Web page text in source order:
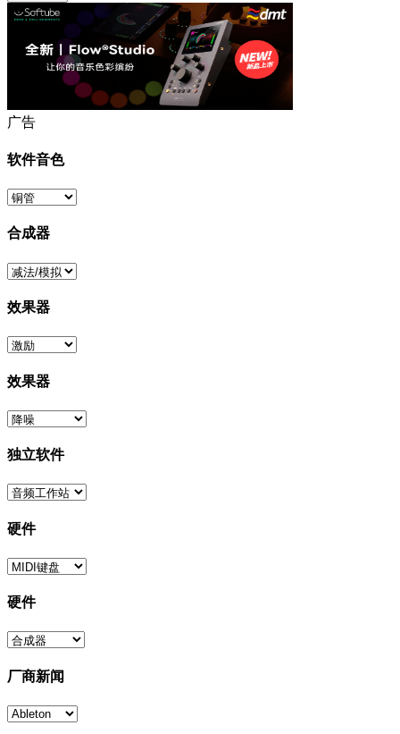
广告
软件音色
合成器
效果器
效果器
独立软件
硬件
硬件
厂商新闻